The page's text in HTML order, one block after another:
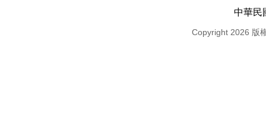
中華民
Copyright 2026 版